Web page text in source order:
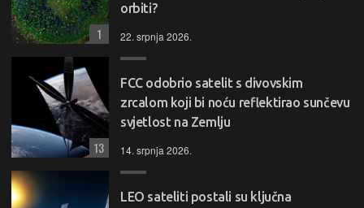
orbiti?
22. srpnja 2026.
1
FCC odobrio satelit s divovskim
zrcalom koji bi noću reflektirao sunčevu
svjetlost na Zemlju
14. srpnja 2026.
13
LEO sateliti postali su ključna